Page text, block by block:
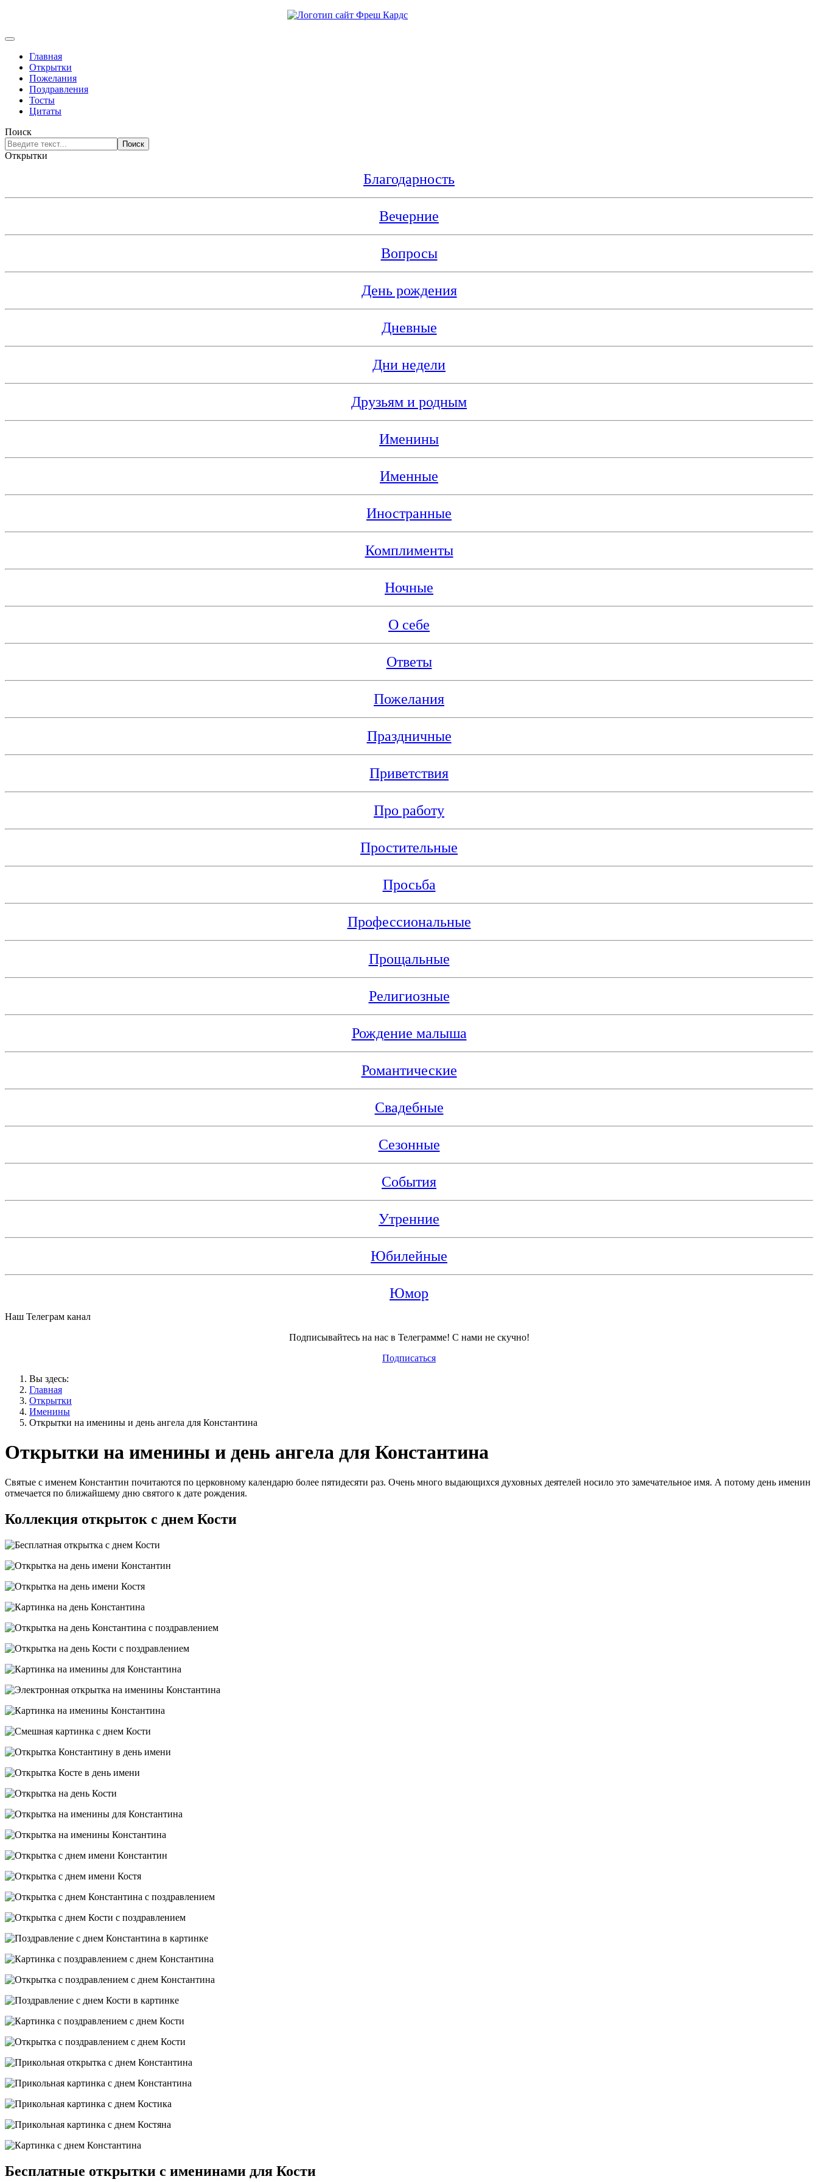
Главная
Открытки
Пожелания
Поздравления
Тосты
Цитаты
Поиск
Поиск
Открытки
Благодарность
Вечерние
Вопросы
День рождения
Дневные
Дни недели
Друзьям и родным
Именины
Именные
Иностранные
Комплименты
Ночные
О себе
Ответы
Пожелания
Праздничные
Приветствия
Про работу
Простительные
Просьба
Профессиональные
Прощальные
Религиозные
Рождение малыша
Романтические
Свадебные
Сезонные
События
Утренние
Юбилейные
Юмор
Наш Телеграм канал
Подписывайтесь на нас в Телеграмме! С нами не скучно!
Подписаться
Вы здесь:
Главная
Открытки
Именины
Открытки на именины и день ангела для Константина
Открытки на именины и день ангела для Константина
Святые с именем Константин почитаются по церковному календарю более пятидесяти раз. Очень много выдающихся духовных деятелей носило это замечательное имя. А потому день именин
отмечается по ближайшему дню святого к дате рождения.
Коллекция открыток с днем Кости
Бесплатные открытки с именинами для Кости